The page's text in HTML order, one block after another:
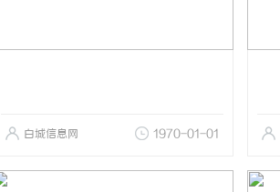
白城信息网 1970-01-01